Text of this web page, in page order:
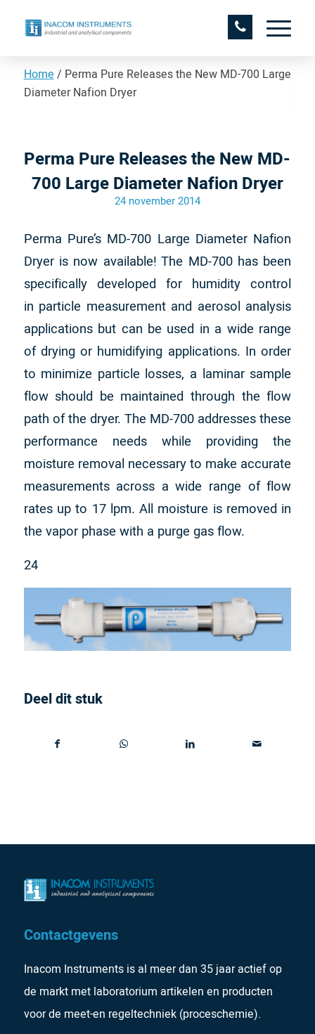
Home / Perma Pure Releases the New MD-700 Large
Diameter Nafion Dryer
Perma Pure Releases the New MD-
700 Large Diameter Nafion Dryer
24 november 2014
Perma Pure’s MD-700 Large Diameter Nafion
Dryer is now available! The MD-700 has been
specifically developed for humidity control
in particle measurement and aerosol analysis
applications but can be used in a wide range
of drying or humidifying applications. In order
to minimize particle losses, a laminar sample
flow should be maintained through the flow
path of the dryer. The MD-700 addresses these
performance needs while providing the
moisture removal necessary to make accurate
measurements across a wide range of flow
rates up to 17 lpm. All moisture is removed in
the vapor phase with a purge gas flow.
24
Deel dit stuk
Contactgevens
Inacom Instruments is al meer dan 35 jaar actief op
de markt met laboratorium artikelen en producten
voor de meet-en regeltechniek (proceschemie).